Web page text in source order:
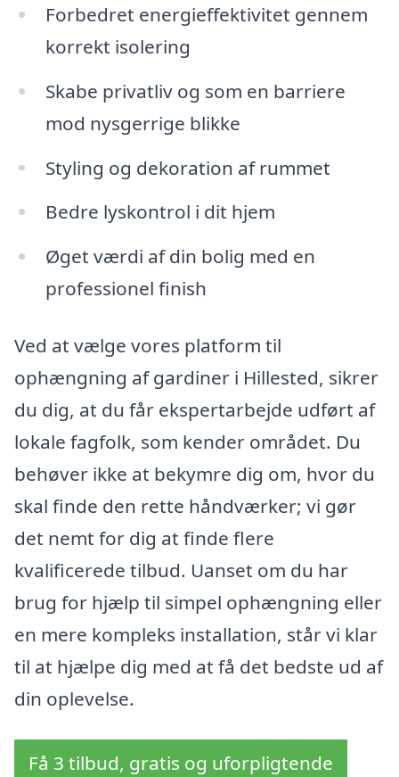
Forbedret energieffektivitet gennem
korrekt isolering
Skabe privatliv og som en barriere
mod nysgerrige blikke
Styling og dekoration af rummet
Bedre lyskontrol i dit hjem
Øget værdi af din bolig med en
professionel finish
Ved at vælge vores platform til
ophængning af gardiner i Hillested, sikrer
du dig, at du får ekspertarbejde udført af
lokale fagfolk, som kender området. Du
behøver ikke at bekymre dig om, hvor du
skal finde den rette håndværker; vi gør
det nemt for dig at finde flere
kvalificerede tilbud. Uanset om du har
brug for hjælp til simpel ophængning eller
en mere kompleks installation, står vi klar
til at hjælpe dig med at få det bedste ud af
din oplevelse.
Få 3 tilbud, gratis og uforpligtende